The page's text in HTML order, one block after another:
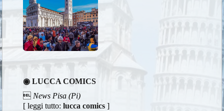
◉ LUCCA COMICS
 News Pisa (Pi)
[ leggi tutto:lucca comics ]